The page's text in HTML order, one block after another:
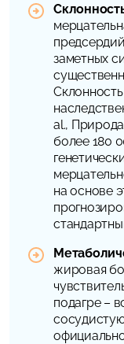
заметных
al., Природа
более 180
на основе
жировая
подагре –